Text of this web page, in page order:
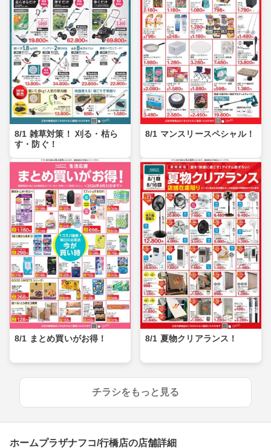
8/1 雑草対策！ 刈る・枯ら
す・防ぐ！
8/1 マンスリースペシャル！
8/1 まとめ買いがお得！ 8/1 夏物クリアランス！
チラシをもっと見る
ホームプラザナフコ/行橋店の店舗詳細